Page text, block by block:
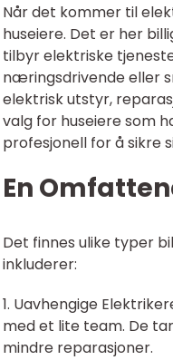
Når det kommer til
huseiere. Det er her
tilbyr elektriske
næringsdrivende eller
elektrisk utstyr,
valg for huseiere som
profesjonell for å sikre
En
Det finnes ulike typer
inkluderer:
1. Uavhengige
med et lite team. De
mindre reparasjoner.